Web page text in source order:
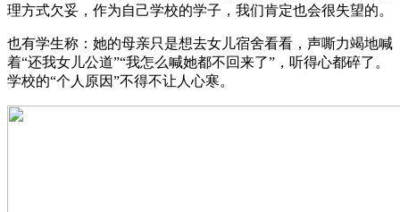
理方式欠妥，作为自己学校的学子，我们肯定也会很失望的。
也有学生称：她的母亲只是想去女儿宿舍看看，声嘶力竭地喊
着“还我女儿公道”“我怎么喊她都不回来了”，听得心都碎了。
学校的“个人原因”不得不让人心寒。